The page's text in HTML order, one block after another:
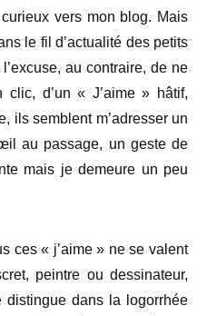
vers mon blog. Mais
le fil d’actualité des petits
au contraire, de ne
clic, d’un « J’aime » hâtif,
ils semblent m’adresser un
au passage, un geste de
mais je demeure un peu
ces « j’aime » ne se valent
peintre ou dessinateur,
distingue dans la logorrhée